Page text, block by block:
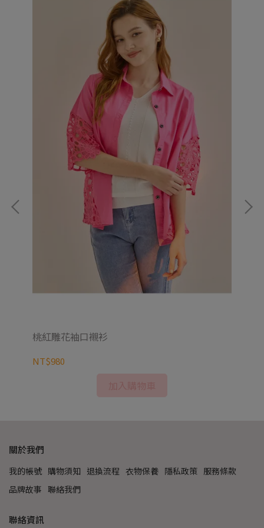
桃紅雕花袖口襯衫
NT$980
關於我們
我的帳號 購物須知 退換流程 衣物保養 隱私政策 服務條款
品牌故事 聯絡我們
聯絡資訊